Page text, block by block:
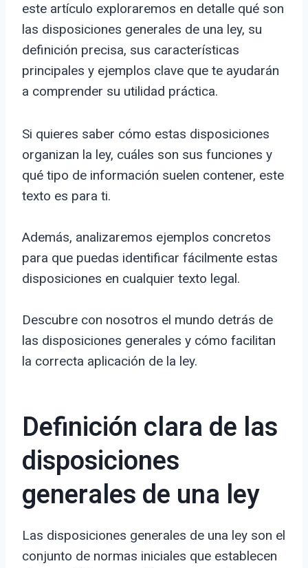
este artículo exploraremos en detalle qué son
las disposiciones generales de una ley, su
definición precisa, sus características
principales y ejemplos clave que te ayudarán
a comprender su utilidad práctica.
Si quieres saber cómo estas disposiciones
organizan la ley, cuáles son sus funciones y
qué tipo de información suelen contener, este
texto es para ti.
Además, analizaremos ejemplos concretos
para que puedas identificar fácilmente estas
disposiciones en cualquier texto legal.
Descubre con nosotros el mundo detrás de
las disposiciones generales y cómo facilitan
la correcta aplicación de la ley.
Definición clara de las
disposiciones
generales de una ley
Las disposiciones generales de una ley son el
conjunto de normas iniciales que establecen